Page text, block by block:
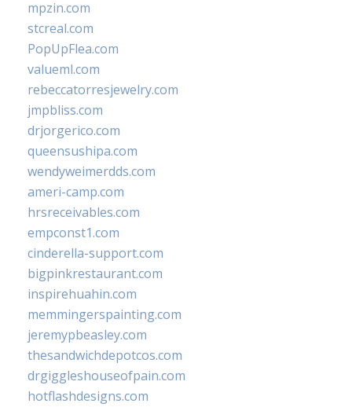
mpzin.com
stcreal.com
PopUpFlea.com
valueml.com
rebeccatorresjewelry.com
jmpbliss.com
drjorgerico.com
queensushipa.com
wendyweimerdds.com
ameri-camp.com
hrsreceivables.com
empconst1.com
cinderella-support.com
bigpinkrestaurant.com
inspirehuahin.com
memmingerspainting.com
jeremypbeasley.com
thesandwichdepotcos.com
drgiggleshouseofpain.com
hotflashdesigns.com